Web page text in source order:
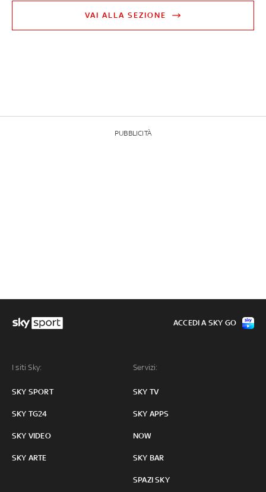
VAI ALLA SEZIONE
PUBBLICITÀ
I siti Sky:
SKY SPORT
SKY TG24
SKY VIDEO
SKY ARTE
Servizi:
SKY TV
SKY APPS
NOW
SKY BAR
SPAZI SKY
ACCEDI A SKY GO